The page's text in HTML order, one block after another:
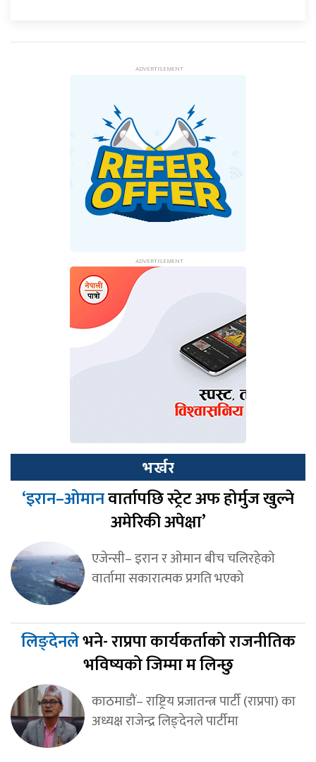
भर्खर
‘इरान–ओमानवार्तापछि स्ट्रेट अफ होर्मुज खुल्ने
अमेरिकी अपेक्षा’
एजेन्सी– इरान र ओमान बीच चलिरहेको
वार्तामा सकारात्मक प्रगति भएको
लिङ्देनलेभने- राप्रपा कार्यकर्ताको राजनीतिक
भविष्यको जिम्मा म लिन्छु
काठमाडौं– राष्ट्रिय प्रजातन्त्र पार्टी (राप्रपा) का
अध्यक्ष राजेन्द्र लिङ्देनले पार्टीमा